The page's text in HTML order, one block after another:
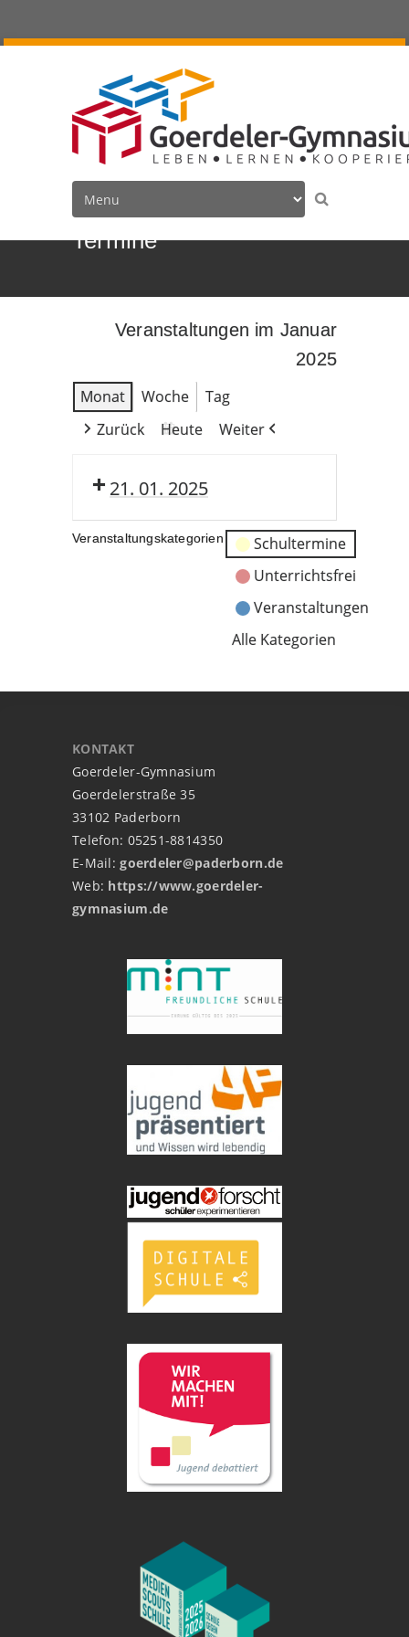
Termine
Veranstaltungen im Januar
2025
Monat
Woche
Tag
Zurück
Heute Weiter
21. 01. 2025
Veranstaltungskategorien
Schultermine
Unterrichtsfrei
Veranstaltungen
Alle Kategorien
KONTAKT
Goerdeler-Gymnasium
Goerdelerstraße 35
33102 Paderborn
Telefon: 05251-8814350
E-Mail:goerdeler@paderborn.de
Web: https://www.goerdeler-
gymnasium.de